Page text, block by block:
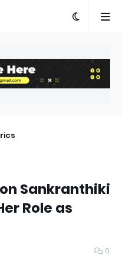
Sankranthiki
Role as
0